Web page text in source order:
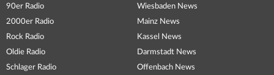
90er Radio
2000er Radio
Rock Radio
Oldie Radio
Schlager Radio
Wiesbaden News
Mainz News
Kassel News
Darmstadt News
Offenbach News